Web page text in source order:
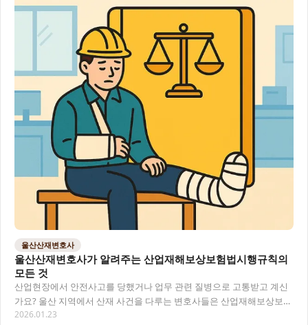
울산산재변호사
울산산재변호사가 알려주는 산업재해보상보험법시행규칙의
모든 것
산업현장에서 안전사고를 당했거나 업무 관련 질병으로 고통받고 계신
가요? 울산 지역에서 산재 사건을 다루는 변호사들은 산업재해보상보험
법시행규칙의 복잡한 내용을 이해하고 피해자의 권리…
2026.01.23